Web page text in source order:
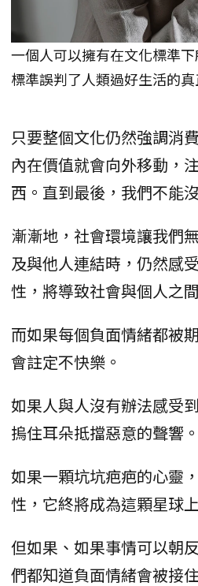
一個人可以擁有在文化標準
標準誤判了人類過好生活的
只要整個文化仍然強調消
內在價值就會向外移動，
西。直到最後，我們不能
漸漸地，社會環境讓我們
及與他人連結時，仍然感
性，將導致社會與個人之
而如果每個負面情緒都被
會註定不快樂。
如果人與人沒有辦法感受
摀住耳朵抵擋惡意的聲響。
如果一顆坑坑疤疤的心靈
性，它終將成為這顆星球
但如果、如果事情可以朝
們都知道負面情緒會被接